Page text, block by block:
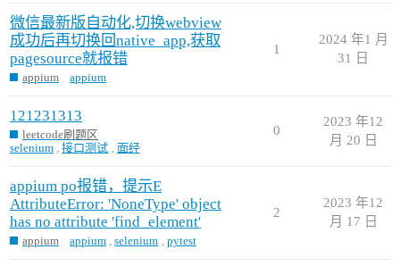
微信最新版自动化,切换webview
成功后再切换回native_app,获取
pagesource就报错
appium appium
1
2024 年1 月
31 日
121231313
leetcode刷题区
selenium ,接口测试 , 面经
0
2023 年12
月 20 日
appium po报错，提示E
AttributeError: 'NoneType' object
has no attribute 'find_element'
appium appium ,selenium , pytest
2
2023 年12
月 17 日